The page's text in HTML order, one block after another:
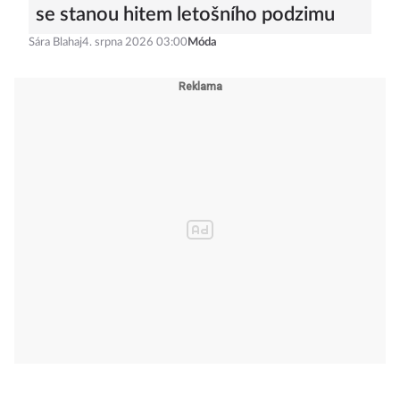
se stanou hitem letošního podzimu
Sára Blahaj4. srpna 2026 03:00 Móda